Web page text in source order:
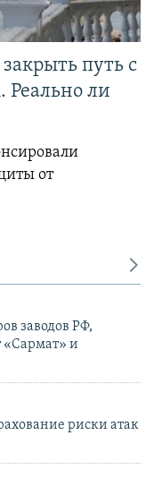
путь с
ли
от
заводов РФ,
«Сармат» и
риски атак